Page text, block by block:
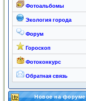
Фотоальбомы
Экология города
Форум
Гороскоп
Фотоконкурс
Обратная связь
Новое на форуме